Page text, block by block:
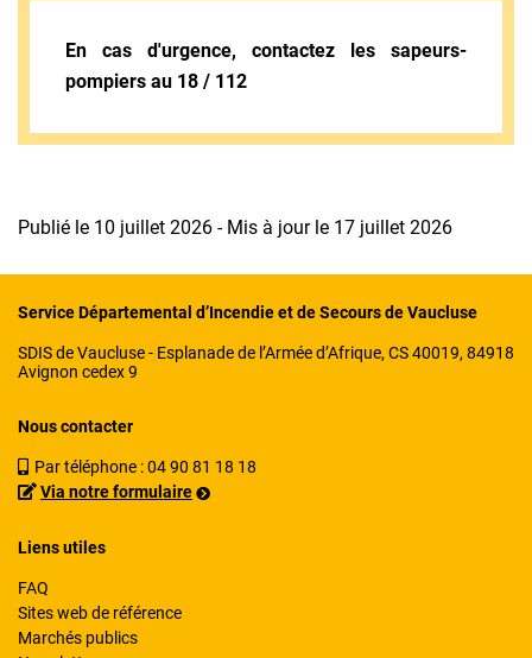
En cas d'urgence, contactez les sapeurs-
pompiers au 18 / 112
Publié le 10 juillet 2026 - Mis à jour le 17 juillet 2026
Service Départemental d’Incendie et de Secours de Vaucluse
SDIS de Vaucluse - Esplanade de l’Armée d’Afrique, CS 40019, 84918
Avignon cedex 9
Nous contacter
Par téléphone :04 90 81 18 18
Via notre formulaire
Liens utiles
FAQ
Sites web de référence
Marchés publics